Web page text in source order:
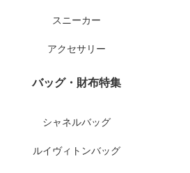
スニーカー
アクセサリー
バッグ・財布特集
シャネルバッグ
ルイヴィトンバッグ